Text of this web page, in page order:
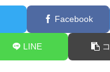
Facebook
LINE